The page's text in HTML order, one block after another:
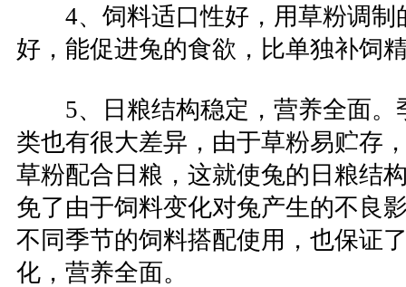
4、饲料适口性好，用草粉调制
好，能促进兔的食欲，比单独补饲
5、日粮结构稳定，营养全面。
类也有很大差异，由于草粉易贮存
草粉配合日粮，这就使兔的日粮结
免了由于饲料变化对兔产生的不良
不同季节的饲料搭配使用，也保证
化，营养全面。